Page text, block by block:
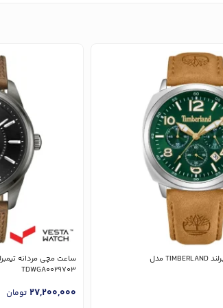
ساعت مچی مردانه تیمبرلند TIMBERLAND مدل
TDWGA0029703
27,200,000 تومان